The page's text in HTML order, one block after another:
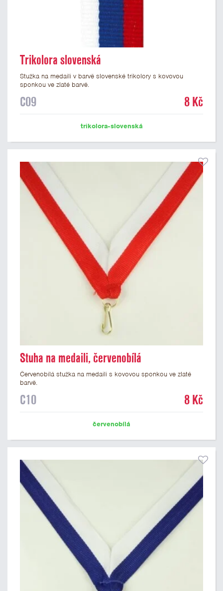
Trikolora slovenská
Stužka na medaili v barvě slovenské trikolory s kovovou
sponkou ve zlaté barvě.
C09 8 Kč
trikolora-slovenská
Stuha na medaili, červenobílá
Červenobílá stužka na medaili s kovovou sponkou ve zlaté
barvě.
C10 8 Kč
červenobílá